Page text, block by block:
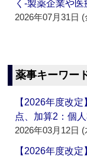
く‐製薬企業や
2026年07月31日 (
薬事キーワー
【2026年度改
点、加算2：個
2026年03月12日 (
【2026年度改